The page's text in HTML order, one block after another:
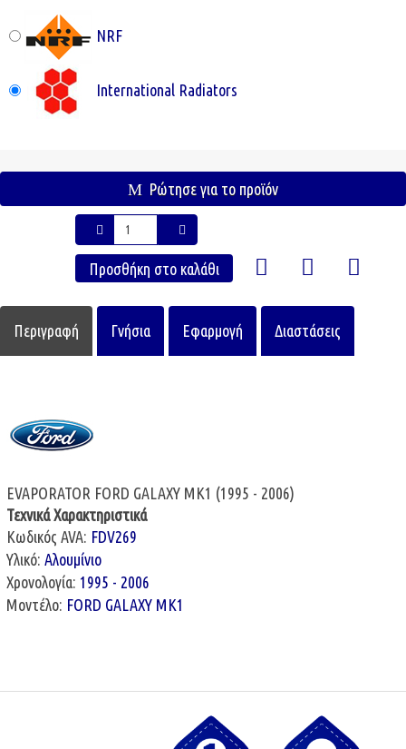
NRF
International Radiators
Ρώτησε για το προϊόν
Περιγραφή Γνήσια Εφαρμογή Διαστάσεις
EVAPORATOR FORD GALAXY MK1 (1995 - 2006)
Τεχνικά Χαρακτηριστικά
Κωδικός AVA: FDV269
Υλικό: Αλουμίνιο
Χρονολογία: 1995 - 2006
Μοντέλο: FORD GALAXY MK1